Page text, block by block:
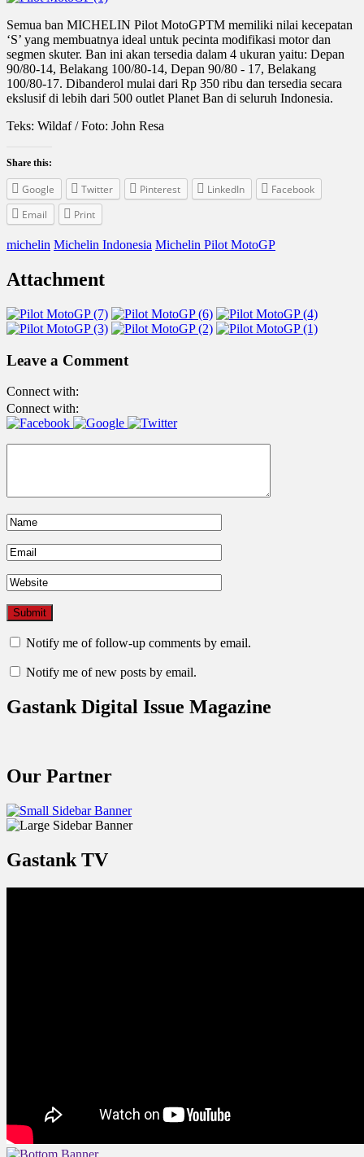
Semua ban MICHELIN Pilot MotoGPTM memiliki nilai kecepatan
‘S’ yang membuatnya ideal untuk pecinta modifikasi motor dan
segmen skuter. Ban ini akan tersedia dalam 4 ukuran yaitu: Depan
90/80-14, Belakang 100/80-14, Depan 90/80 - 17, Belakang
100/80-17. Dibanderol mulai dari Rp 350 ribu dan tersedia secara
ekslusif di lebih dari 500 outlet Planet Ban di seluruh Indonesia.
Teks: Wildaf / Foto: John Resa
Share this:
Google Twitter Pinterest LinkedIn
Facebook
Email
Print
michelin Michelin Indonesia Michelin Pilot MotoGP
Attachment
Leave a Comment
Connect with:
Connect with:
Notify me of follow-up comments by email.
Notify me of new posts by email.
Gastank Digital Issue Magazine
Our Partner
Gastank TV